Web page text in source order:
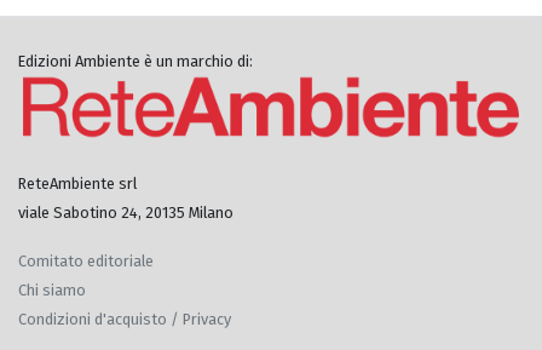
Edizioni Ambiente è un marchio di:
ReteAmbiente srl
viale Sabotino 24, 20135 Milano
Comitato editoriale
Chi siamo
Condizioni d'acquisto / Privacy